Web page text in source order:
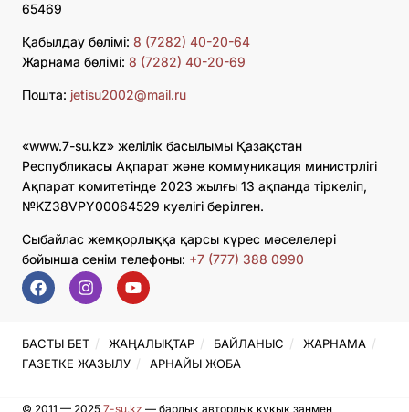
65469
Қабылдау бөлімі: 8 (7282) 40-20-64
Жарнама бөлімі: 8 (7282) 40-20-69
Пошта: jetisu2002@mail.ru
«www.7-su.kz» желілік басылымы Қазақстан
Республикасы Ақпарат және коммуникация министрлігі
Ақпарат комитетінде 2023 жылғы 13 ақпанда тіркеліп,
№KZ38VPY00064529 куәлігі берілген.
Сыбайлас жемқорлыққа қарсы күрес мәселелері
бойынша сенім телефоны: +7 (777) 388 0990
БАСТЫ БЕТ ЖАҢАЛЫҚТАР БАЙЛАНЫС
ЖАРНАМА
ГАЗЕТКЕ ЖАЗЫЛУ
АРНАЙЫ ЖОБА
© 2011 — 2025 7-su.kz — барлық авторлық құқық заңмен